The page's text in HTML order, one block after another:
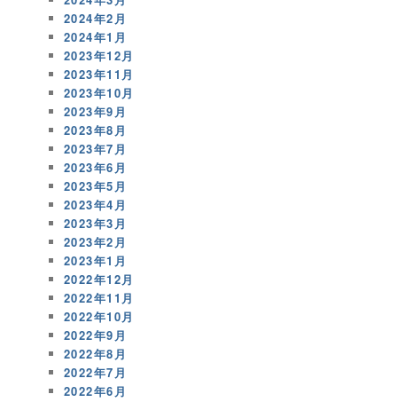
2024年2月
2024年1月
2023年12月
2023年11月
2023年10月
2023年9月
2023年8月
2023年7月
2023年6月
2023年5月
2023年4月
2023年3月
2023年2月
2023年1月
2022年12月
2022年11月
2022年10月
2022年9月
2022年8月
2022年7月
2022年6月